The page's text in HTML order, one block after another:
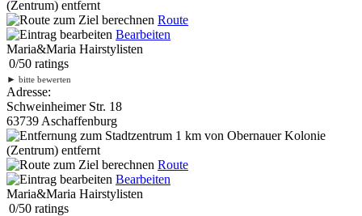
(Zentrum) entfernt
Route
Bearbeiten
Maria&Maria Hairstylisten
0/50 ratings
► bitte bewerten
Adresse:
Schweinheimer Str. 18
63739 Aschaffenburg
1 km von Obernauer Kolonie
(Zentrum) entfernt
Route
Bearbeiten
Maria&Maria Hairstylisten
0/50 ratings